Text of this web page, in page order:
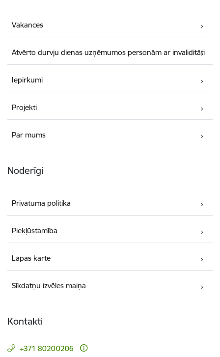
Vakances
Atvērto durvju dienas uzņēmumos personām ar invaliditāti
Iepirkumi
Projekti
Par mums
Noderīgi
Privātuma politika
Piekļūstamība
Lapas karte
Sīkdatņu izvēles maiņa
Kontakti
+371 80200206